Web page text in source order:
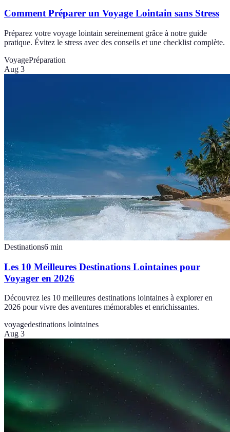
Comment Préparer un Voyage Lointain sans Stress
Préparez votre voyage lointain sereinement grâce à notre guide
pratique. Évitez le stress avec des conseils et une checklist complète.
VoyagePréparation
Aug 3
Destinations6 min
Les 10 Meilleures Destinations Lointaines pour
Voyager en 2026
Découvrez les 10 meilleures destinations lointaines à explorer en
2026 pour vivre des aventures mémorables et enrichissantes.
voyagedestinations lointaines
Aug 3